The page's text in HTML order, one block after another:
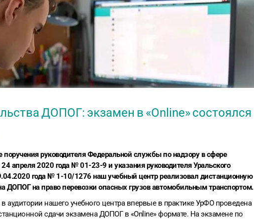
ДОПОГ: экзамен в «Оnline» состоялся
поручения руководителя Федеральной службы по надзору в сфере
24 апреля 2020 года № 01-23-9 и указания руководителя Уральского
года № 1-10/1276 наш учебный центр реализовал дистанционную
ДОПОГ на право перевозки опасных грузов автомобильным транспортом.
в аудитории нашего учебного центра впервые в практике УрФО проведена
сдачи экзамена ДОПОГ в «Оnline» формате. На экзамене по